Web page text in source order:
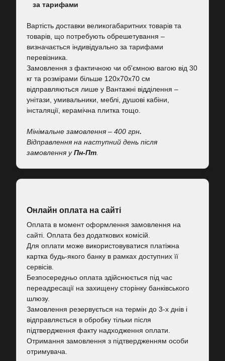
за тарифами
Вартість доставки великогабаритних товарів та
товарів, що потребують обрешетування –
визначається індивідуально за тарифами
перевізника.
Замовлення з фактичною чи об'ємною вагою від 30
кг та розмірами більше 120х70х70 см
відправляються лише у Вантажні відділення –
унітази, умивальники, меблі, душові кабіни,
інсталяції, керамічна плитка тощо.
Мінімальне замовлення – 400 грн.
Відправлення на наступний день після
замовлення уПн-Пт
Онлайн оплата на сайті
Оплата в момент оформлення замовлення на
сайті. Оплата без додаткових комісій.
Для оплати може використовуватися платіжна
картка будь-якого банку в рамках доступних її
сервісів.
Безпосередньо оплата здійснюється під час
переадресації на захищену сторінку банківського
шлюзу.
Замовлення резервується на термін до 3-х днів і
відправляється в обробку тільки після
підтвердження факту надходження оплати.
Отримання замовлення з підтвердженням особи
отримувача.